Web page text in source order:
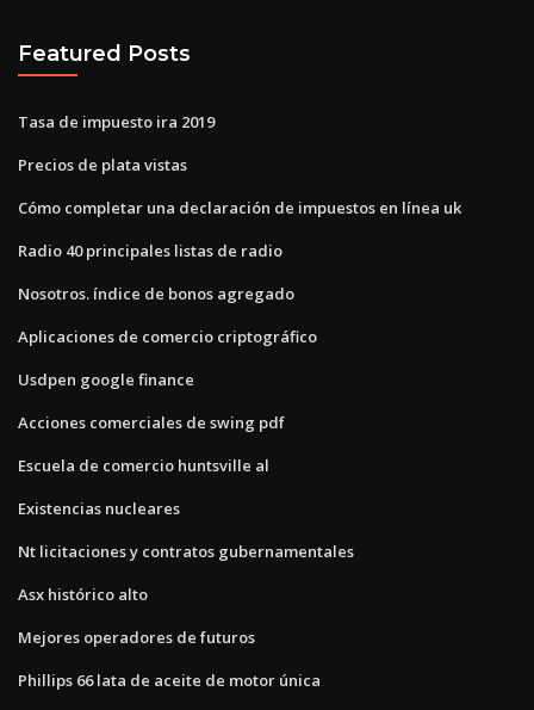
Featured Posts
Tasa de impuesto ira 2019
Precios de plata vistas
Cómo completar una declaración de impuestos en línea uk
Radio 40 principales listas de radio
Nosotros. índice de bonos agregado
Aplicaciones de comercio criptográfico
Usdpen google finance
Acciones comerciales de swing pdf
Escuela de comercio huntsville al
Existencias nucleares
Nt licitaciones y contratos gubernamentales
Asx histórico alto
Mejores operadores de futuros
Phillips 66 lata de aceite de motor única